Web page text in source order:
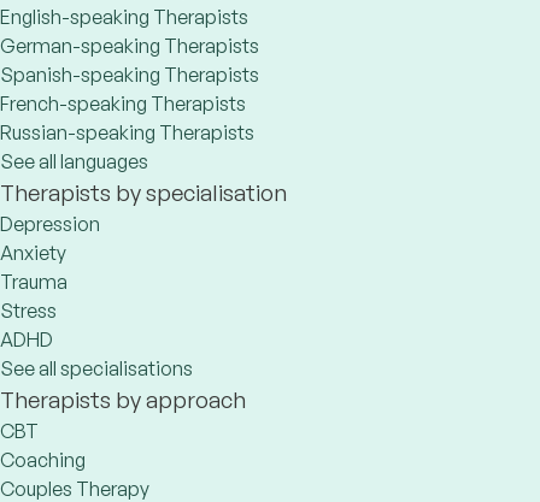
English-speaking Therapists
German-speaking Therapists
Spanish-speaking Therapists
French-speaking Therapists
Russian-speaking Therapists
See all languages
Therapists by specialisation
Depression
Anxiety
Trauma
Stress
ADHD
See all specialisations
Therapists by approach
CBT
Coaching
Couples Therapy